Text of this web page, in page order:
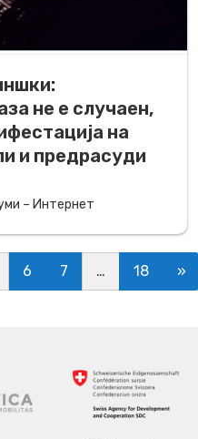
не е случаен,
на
и предрасуди
– Интернет
6 7 … 18 »